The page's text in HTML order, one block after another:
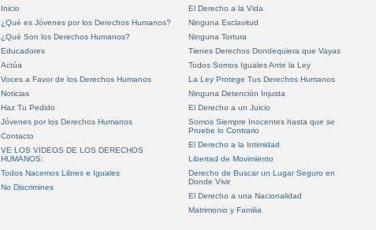
Inicio
¿Qué es Jóvenes por los Derechos Humanos?
¿Qué Son los Derechos Humanos?
Educadores
Actúa
Voces a Favor de los Derechos Humanos
Noticias
Haz Tu Pedido
Jóvenes por los Derechos Humanos
Contacto
VE LOS VIDEOS DE LOS DERECHOS
HUMANOS:
Todos Nacemos Libres e Iguales
No Discrimines
El Derecho a la Vida
Ninguna Esclavitud
Ninguna Tortura
Tienes Derechos Dondequiera que Vayas
Todos Somos Iguales Ante la Ley
La Ley Protege Tus Derechos Humanos
Ninguna Detención Injusta
El Derecho a un Juicio
Somos Siempre Inocentes hasta que se
Pruebe lo Contrario
El Derecho a la Intimidad
Libertad de Movimiento
Derecho de Buscar un Lugar Seguro en
Donde Vivir
El Derecho a una Nacionalidad
Matrimonio y Familia